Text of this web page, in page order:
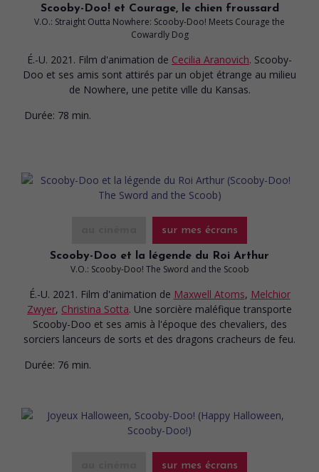
Scooby-Doo! et Courage, le chien froussard
V.O.: Straight Outta Nowhere: Scooby-Doo! Meets Courage the
Cowardly Dog
É.-U. 2021. Film d'animation de Cecilia Aranovich. Scooby-
Doo et ses amis sont attirés par un objet étrange au milieu
de Nowhere, une petite ville du Kansas.
Durée: 78 min.
sur mes écrans
Scooby-Doo et la légende du Roi Arthur
V.O.: Scooby-Doo! The Sword and the Scoob
É.-U. 2021. Film d'animation de Maxwell Atoms, Melchior
Zwyer, Christina Sotta. Une sorcière maléfique transporte
Scooby-Doo et ses amis à l'époque des chevaliers, des
sorciers lanceurs de sorts et des dragons cracheurs de feu.
Durée: 76 min.
sur mes écrans